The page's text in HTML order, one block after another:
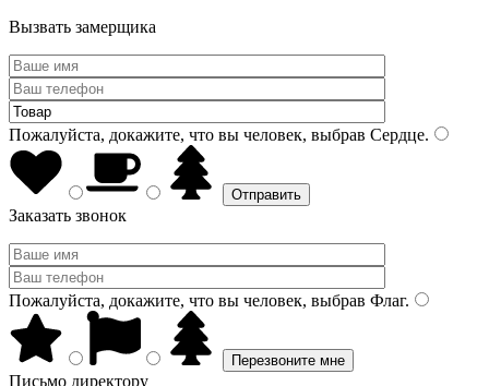
Вызвать замерщика
Пожалуйста, докажите, что вы человек, выбрав Сердце.
Заказать звонок
Пожалуйста, докажите, что вы человек, выбрав Флаг.
Письмо директору